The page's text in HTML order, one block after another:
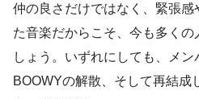
仲の良さだけではなく、緊張
た音楽だからこそ、今も多く
しょう。いずれにしても、メ
BOOWYの解散、そして再結成